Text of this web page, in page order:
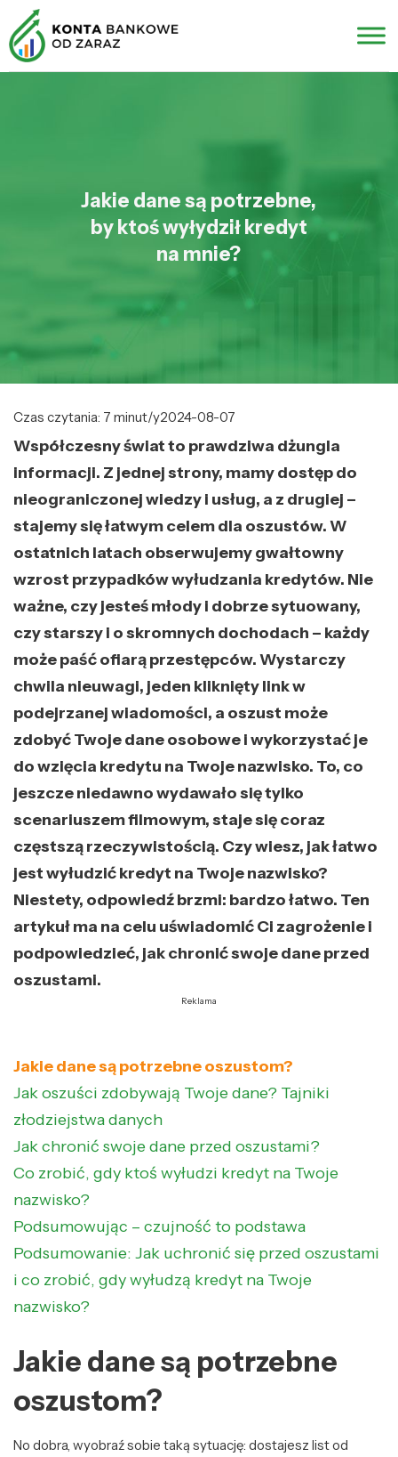
Jakie dane są potrzebne,
by ktoś wyłydził kredyt
na mnie?
Czas czytania: 7 minut/y2024-08-07
Współczesny świat to prawdziwa dżungla
informacji. Z jednej strony, mamy dostęp do
nieograniczonej wiedzy i usług, a z drugiej –
stajemy się łatwym celem dla oszustów. W
ostatnich latach obserwujemy gwałtowny
wzrost przypadków wyłudzania kredytów. Nie
ważne, czy jesteś młody i dobrze sytuowany,
czy starszy i o skromnych dochodach – każdy
może paść ofiarą przestępców. Wystarczy
chwila nieuwagi, jeden kliknięty link w
podejrzanej wiadomości, a oszust może
zdobyć Twoje dane osobowe i wykorzystać je
do wzięcia kredytu na Twoje nazwisko. To, co
jeszcze niedawno wydawało się tylko
scenariuszem filmowym, staje się coraz
częstszą rzeczywistością. Czy wiesz, jak łatwo
jest wyłudzić kredyt na Twoje nazwisko?
Niestety, odpowiedź brzmi: bardzo łatwo. Ten
artykuł ma na celu uświadomić Ci zagrożenie i
podpowiedzieć, jak chronić swoje dane przed
oszustami.
Reklama
Jakie dane są potrzebne oszustom?
Jak oszuści zdobywają Twoje dane? Tajniki
złodziejstwa danych
Jak chronić swoje dane przed oszustami?
Co zrobić, gdy ktoś wyłudzi kredyt na Twoje
nazwisko?
Podsumowując – czujność to podstawa
Podsumowanie: Jak uchronić się przed oszustami
i co zrobić, gdy wyłudzą kredyt na Twoje
nazwisko?
Jakie dane są potrzebne
oszustom?
No dobra, wyobraź sobie taką sytuację: dostajesz list od